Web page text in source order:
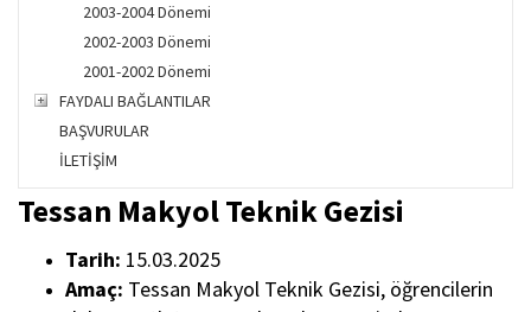
2003-2004 Dönemi
2002-2003 Dönemi
2001-2002 Dönemi
FAYDALI BAĞLANTILAR
BAŞVURULAR
İLETİŞİM
Tessan Makyol Teknik Gezisi
Tarih: 15.03.2025
Amaç: Tessan Makyol Teknik Gezisi, öğrencilerin